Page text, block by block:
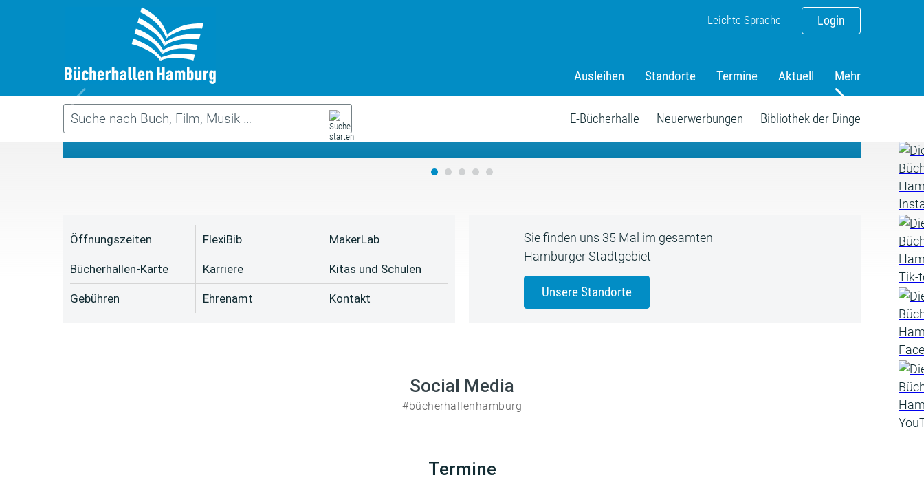
Login
Leichte Sprache
Ausleihen Standorte Termine Aktuell Mehr
E-Bücherhalle Neuerwerbungen Bibliothek der Dinge
Das neue Sommerferienprogramm
Öffnungszeiten
Bücherhallen-Karte
Gebühren
FlexiBib
Karriere
Ehrenamt
MakerLab
Kitas und Schulen
Kontakt
Sie finden uns 35 Mal im gesamten
Hamburger Stadtgebiet
Unsere Standorte
Social Media
#bücherhallenhamburg
Termine